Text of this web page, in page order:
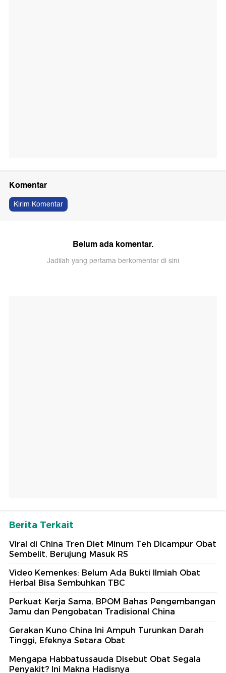
Komentar
Kirim Komentar
Belum ada komentar.
Jadilah yang pertama berkomentar di sini
Berita Terkait
Viral di China Tren Diet Minum Teh Dicampur Obat
Sembelit, Berujung Masuk RS
Video Kemenkes: Belum Ada Bukti Ilmiah Obat
Herbal Bisa Sembuhkan TBC
Perkuat Kerja Sama, BPOM Bahas Pengembangan
Jamu dan Pengobatan Tradisional China
Gerakan Kuno China Ini Ampuh Turunkan Darah
Tinggi, Efeknya Setara Obat
Mengapa Habbatussauda Disebut Obat Segala
Penyakit? Ini Makna Hadisnya